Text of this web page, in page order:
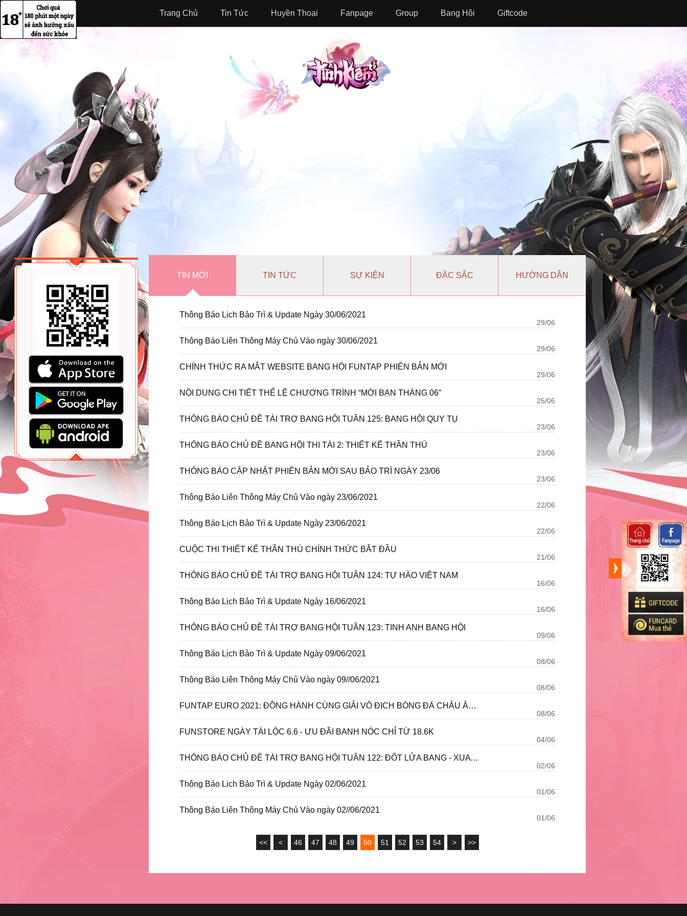
Trang Chủ Tin Tức Huyền Thoại Fanpage Group Bang Hội Giftcode
TẢI GAME
TIN MỚI TIN TỨC SỰ KIỆN ĐẶC SẮC HƯỚNG DẪN
Thông Báo Lịch Bảo Trì & Update Ngày 30/06/2021
29/06
Thông Báo Liên Thông Máy Chủ Vào ngày 30/06/2021
29/06
CHÍNH THỨC RA MẮT WEBSITE BANG HỘI FUNTAP PHIÊN BẢN MỚI
29/06
NỘI DUNG CHI TIẾT THỂ LỆ CHƯƠNG TRÌNH “MỜI BẠN THÁNG 06”
25/06
THÔNG BÁO CHỦ ĐỀ TÀI TRỢ BANG HỘI TUẦN 125: BANG HỘI QUY TỤ
23/06
THÔNG BÁO CHỦ ĐỀ BANG HỘI THI TÀI 2: THIẾT KẾ THẦN THÚ
23/06
THÔNG BÁO CẬP NHẬT PHIÊN BẢN MỚI SAU BẢO TRÌ NGÀY 23/06
23/06
Thông Báo Liên Thông Máy Chủ Vào ngày 23/06/2021
22/06
Thông Báo Lịch Bảo Trì & Update Ngày 23/06/2021
22/06
CUỘC THI THIẾT KẾ THẦN THÚ CHÍNH THỨC BẮT ĐẦU
21/06
THÔNG BÁO CHỦ ĐỀ TÀI TRỢ BANG HỘI TUẦN 124: TỰ HÀO VIỆT NAM
16/06
Thông Báo Lịch Bảo Trì & Update Ngày 16/06/2021
16/06
THÔNG BÁO CHỦ ĐỀ TÀI TRỢ BANG HỘI TUẦN 123: TINH ANH BANG HỘI
09/06
Thông Báo Lịch Bảo Trì & Update Ngày 09/06/2021
08/06
Thông Báo Liên Thông Máy Chủ Vào ngày 09//06/2021
08/06
FUNTAP EURO 2021: ĐỒNG HÀNH CÙNG GIẢI VÔ ĐỊCH BÓNG ĐÁ CHÂU ÂU HOT NHẤT MÙA HÈ NÀY!
08/06
FUNSTORE NGÀY TÀI LỘC 6.6 - ƯU ĐÃI BANH NÓC CHỈ TỪ 18.6K
04/06
THÔNG BÁO CHỦ ĐỀ TÀI TRỢ BANG HỘI TUẦN 122: ĐỐT LỬA BANG - XUA TAN CÁI NÓNG
02/06
Thông Báo Lịch Bảo Trì & Update Ngày 02/06/2021
01/06
Thông Báo Liên Thông Máy Chủ Vào ngày 02//06/2021
01/06
<< < 46 47 48 49 50 51 52 53 54 > >>